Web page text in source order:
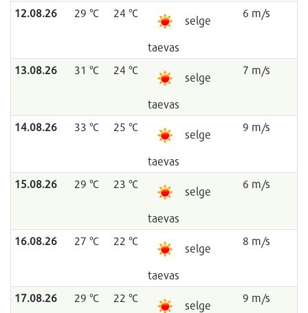
12.08.26 29 °C 24 °C
selge
taevas
6 m/s
13.08.26 31 °C 24 °C
selge
taevas
7 m/s
14.08.26 33 °C 25 °C
selge
taevas
9 m/s
15.08.26 29 °C 23 °C
selge
taevas
6 m/s
16.08.26 27 °C 22 °C
selge
taevas
8 m/s
17.08.26 29 °C 22 °C
selge
9 m/s